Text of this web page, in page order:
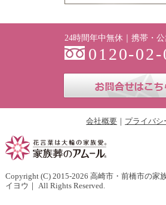
24時間年中無休｜携帯・
0120-02-
会社概要 プライバシ
Copyright (C) 2015-2026 高崎市・前橋市の家
イヨウ ｜ All Rights Reserved.